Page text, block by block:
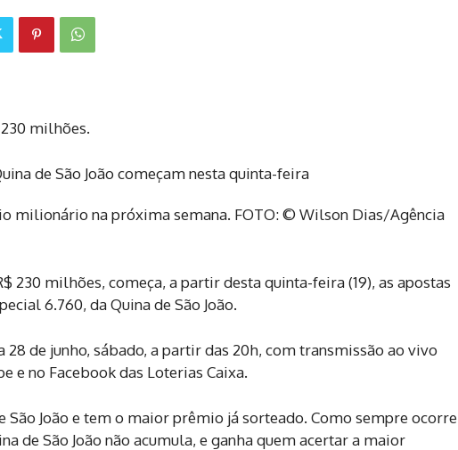
milhões.
milionário na próxima semana. FOTO: © Wilson Dias/Agência
230 milhões, começa, a partir desta quinta-feira (19), as apostas
6.760, da Quina de São João.
de junho, sábado, a partir das 20h, com transmissão ao vivo
e no Facebook das Loterias Caixa.
São João e tem o maior prêmio já sorteado. Como sempre ocorre
de São João não acumula, e ganha quem acertar a maior